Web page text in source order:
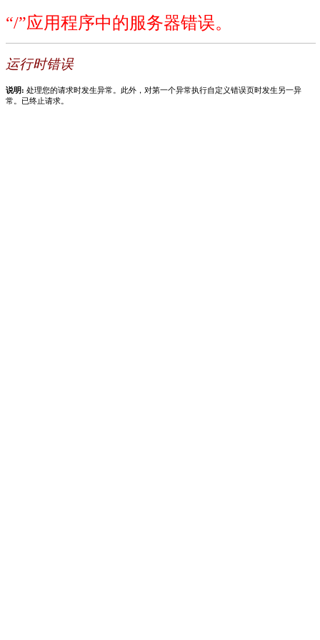
“/”应用程序中的服务器错误。
运行时错误
说明: 处理您的请求时发生异常。此外，对第一个异常执行自定义错误页时发生另一异
常。已终止请求。